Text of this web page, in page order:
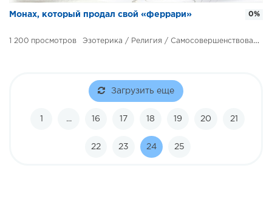
Монах, который продал свой «феррари»
1 200 Эзотерика / Религия / Самосовершенствование
0%
Загрузить еще
1 ... 16 17 18 19 20 21
22 23 24 25